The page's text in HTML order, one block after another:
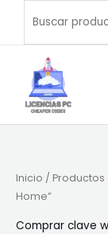
contenido
Inicio / Productos
Home”
Comprar clave